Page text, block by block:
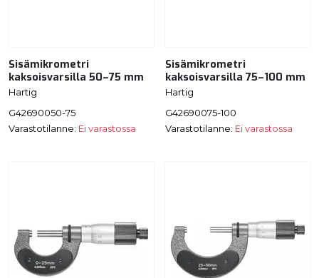
Sisämikrometri
kaksoisvarsilla 50–75 mm
Hartig
G42690050-75
Varastotilanne: Ei varastossa
Sisämikrometri
kaksoisvarsilla 75–100 mm
Hartig
G42690075-100
Varastotilanne: Ei varastossa